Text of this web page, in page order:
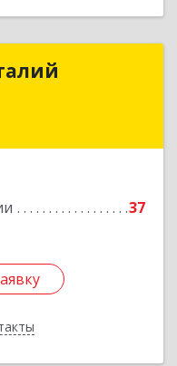
37
Виталий
Подробнее